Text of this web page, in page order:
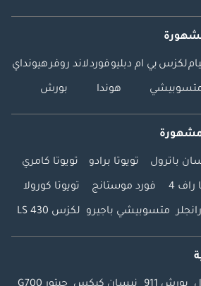
لكزس بي ام دبليوفوردلاند روفرهيونداي
هوندا بورش
باترول تويوتا برادو تويوتا كامري
راف 4 فورد موستانج تويوتا كورولا
متسوبيشي باجيرو لكزس LS 430